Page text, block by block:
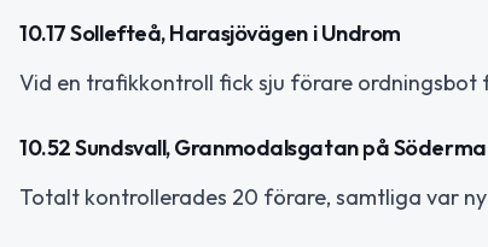
10.17 Sollefteå, Harasjövägen i Undrom
Vid en trafikkontroll fick sju förare
10.52 Sundsvall, Granmodalsgatan på
Totalt kontrollerades 20 förare, samtliga var